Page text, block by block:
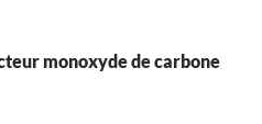
monoxyde de carbone